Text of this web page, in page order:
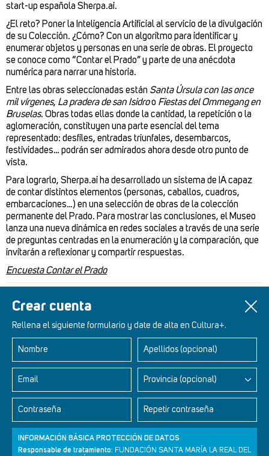
Crear cuenta
Rellena el siguiente formulario y date de alta en Cultura+.
Nombre Apellidos (opcional)
Email Provincia (opcional)
Contraseña Repetir contraseña
INFORMACIÓN BÁSICA PROTECCIÓN DE DATOS
Responsable de tratamiento: FUNDACIÓN SANTA MARÍA LA REAL DEL
start-up española Sherpa.ai.
¿El reto? Poner la Inteligencia Artificial al servicio de la divulgación
de su Colección. ¿Cómo? Con un algoritmo para identificar y
enumerar objetos y personas en una serie de obras. El proyecto
se conoce como “Contar el Prado” y parte de una anécdota
numérica para narrar una historia.
Entre las obras seleccionadas están Santa Úrsula con las once
mil vírgenes, La pradera de san Isidroo Fiestas del Ommegang en
Bruselas. Obras todas ellas donde la cantidad, la repetición o la
aglomeración, constituyen una parte esencial del tema
representado: desfiles, entradas triunfales, desembarcos,
festividades… podrán ser admirados ahora desde otro punto de
vista.
Para lograrlo, Sherpa.ai ha desarrollado un sistema de IA capaz
de contar distintos elementos (personas, caballos, cuadros,
embarcaciones…) en una selección de obras de la colección
permanente del Prado. Para mostrar las conclusiones, el Museo
lanza una nueva dinámica en redes sociales a través de una serie
de preguntas centradas en la enumeración y la comparación, que
invitarán a reflexionar y compartir respuestas.
Encuesta Contar el Prado
Retablos Renacentistas Este de León